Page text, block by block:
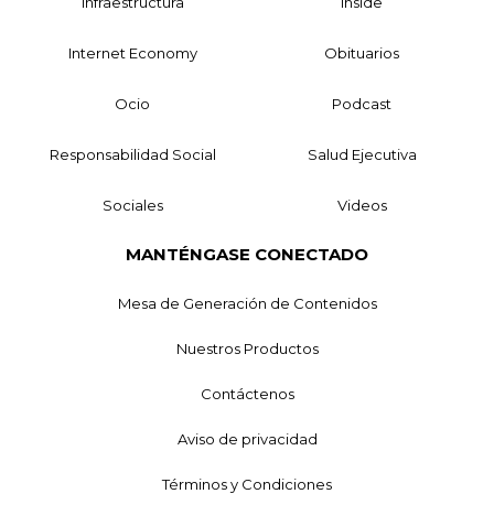
Internet Economy Obituarios
Ocio Podcast
Responsabilidad Social Salud Ejecutiva
Sociales Videos
MANTÉNGASE CONECTADO
Mesa de Generación de Contenidos
Nuestros Productos
Contáctenos
Aviso de privacidad
Términos y Condiciones